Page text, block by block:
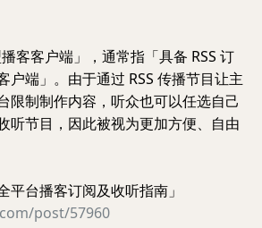
客客户端」，通常指「具备 RSS 订
户端」。由于通过 RSS 传播节目让主
限制制作内容，听众也可以任选自己
听节目，因此被视为更加方便、自由
平台播客订阅及收听指南」
post/57960